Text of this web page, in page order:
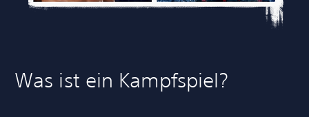
Was ist ein Kampfspiel?